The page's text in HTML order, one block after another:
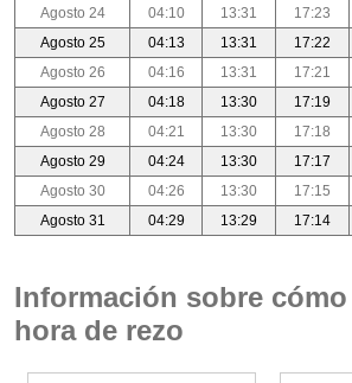
Agosto 24
04:10 13:31 17:23
Agosto 25
04:13 13:31 17:22
Agosto 26
04:16 13:31 17:21
Agosto 27
04:18 13:30 17:19
Agosto 28
04:21 13:30 17:18
Agosto 29
04:24 13:30 17:17
Agosto 30
04:26 13:30 17:15
Agosto 31
04:29 13:29 17:14
Información sobre
hora de rezo